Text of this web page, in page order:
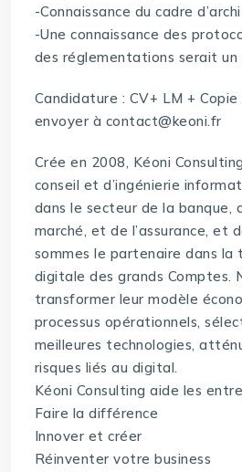
-Connaissance du cadre
-Une connaissance des
des réglementations serait un
Candidature : CV+ LM +
envoyer à contact@keoni.fr
Crée en 2008, Kéoni
conseil et d’ingénierie
dans le secteur de la banque,
marché, et de l’assurance, et
sommes le partenaire dans la
digitale des grands Comptes.
transformer leur modèle
processus opérationnels,
meilleures technologies,
risques liés au digital.
Kéoni Consulting aide les
Faire la différence
Innover et créer
Réinventer votre business